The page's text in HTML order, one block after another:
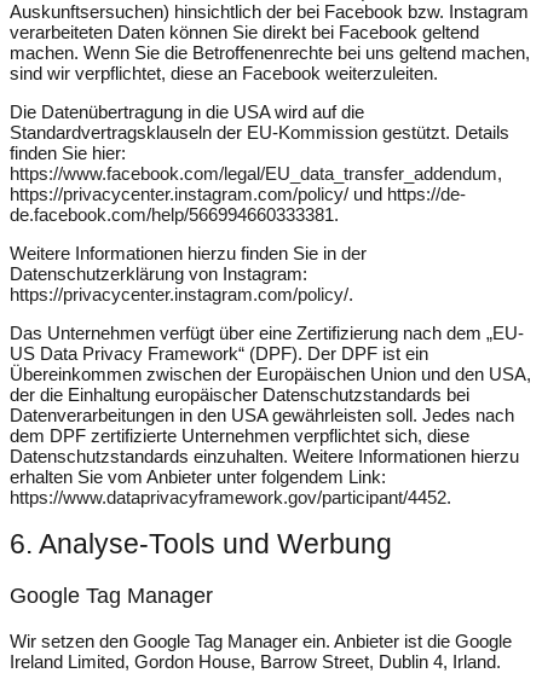
Auskunftsersuchen) hinsichtlich der bei Facebook bzw. Instagram
verarbeiteten Daten können Sie direkt bei Facebook geltend
machen. Wenn Sie die Betroffenenrechte bei uns geltend machen,
sind wir verpflichtet, diese an Facebook weiterzuleiten.
Die Datenübertragung in die USA wird auf die
Standardvertragsklauseln der EU-Kommission gestützt. Details
finden Sie hier:
https://www.facebook.com/legal/EU_data_transfer_addendum,
https://privacycenter.instagram.com/policy/ und https://de-
de.facebook.com/help/566994660333381.
Weitere Informationen hierzu finden Sie in der
Datenschutzerklärung von Instagram:
https://privacycenter.instagram.com/policy/.
Das Unternehmen verfügt über eine Zertifizierung nach dem „EU-
US Data Privacy Framework“ (DPF). Der DPF ist ein
Übereinkommen zwischen der Europäischen Union und den USA,
der die Einhaltung europäischer Datenschutzstandards bei
Datenverarbeitungen in den USA gewährleisten soll. Jedes nach
dem DPF zertifizierte Unternehmen verpflichtet sich, diese
Datenschutzstandards einzuhalten. Weitere Informationen hierzu
erhalten Sie vom Anbieter unter folgendem Link:
https://www.dataprivacyframework.gov/participant/4452.
6. Analyse-Tools und Werbung
Google Tag Manager
Wir setzen den Google Tag Manager ein. Anbieter ist die Google
Ireland Limited, Gordon House, Barrow Street, Dublin 4, Irland.